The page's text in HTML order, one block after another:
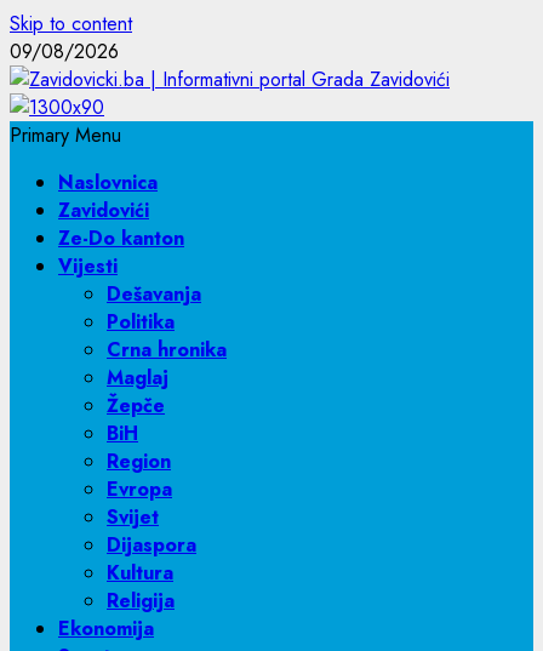
Skip to content
09/08/2026
Primary Menu
Naslovnica
Zavidovići
Ze-Do kanton
Vijesti
Dešavanja
Politika
Crna hronika
Maglaj
Žepče
BiH
Region
Evropa
Svijet
Dijaspora
Kultura
Religija
Ekonomija